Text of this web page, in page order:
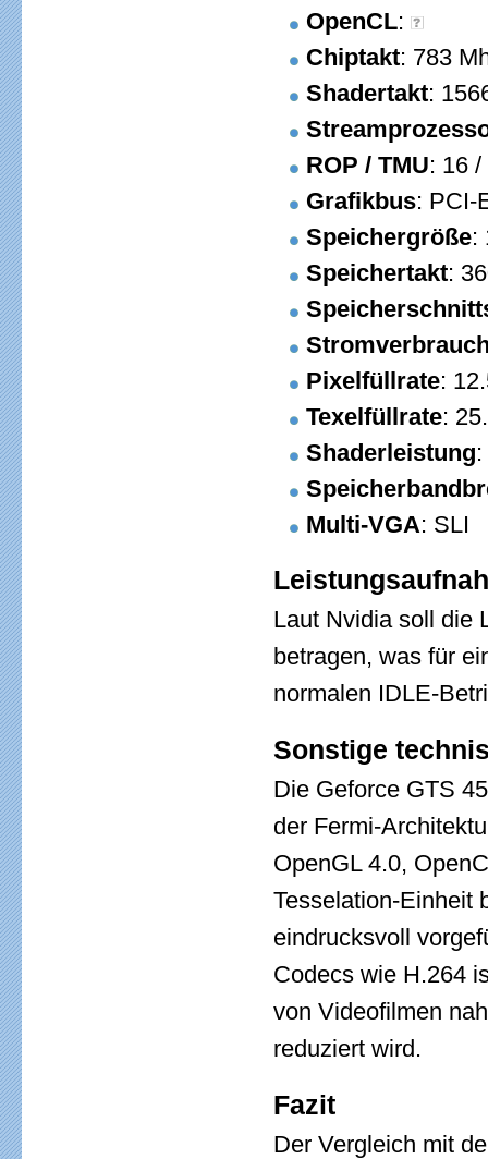
OpenCL:
Chiptakt: 783
Shadertakt:
ROP / TMU: 16 /
Grafikbus: PCI-
Speichergröße:
Speichertakt:
Pixelfüllrate:
Texelfüllrate:
Shaderleistung
Multi-VGA: SLI
Laut Nvidia soll die
betragen, was für
normalen IDLE-
Sonstige
Die Geforce GTS
der Fermi-
OpenGL 4.0,
Tesselation-Einheit
eindrucksvoll
Codecs wie H.264
von Videofilmen
reduziert wird.
Fazit
Der Vergleich mit